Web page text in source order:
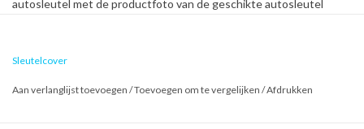
autosleutel met de productfoto van de geschikte autosleutel
Sleutelcover
Aan verlanglijst toevoegen /Toevoegen om te vergelijken /Afdrukken